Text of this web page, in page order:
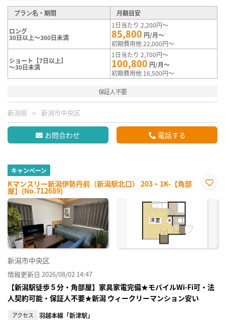
プラン名・期間 月額目安
ロング
30日以上～360日未満
1日当たり 2,200円～
85,800 円/月～
初期費用他 22,000円～
ショート【7日以上】
～30日未満
1日当たり 2,700円～
100,800 円/月～
初期費用他 16,500円～
保証人不要
新潟県 新潟市中央区
お問合わせ 電話する
キャンペーン
Kマンスリー新潟伊勢丹前（新潟駅北口） 203・1K-【角部
屋】(No.712689)
に入
新潟市中央区
情報更新日 2026/08/02 14:47
【新潟駅徒歩５分・角部屋】家具家電完備★モバイルWi-Fi可・法
人契約可能・保証人不要★新潟 ウィークリーマンション安い
アクセス 羽越本線「新津駅」